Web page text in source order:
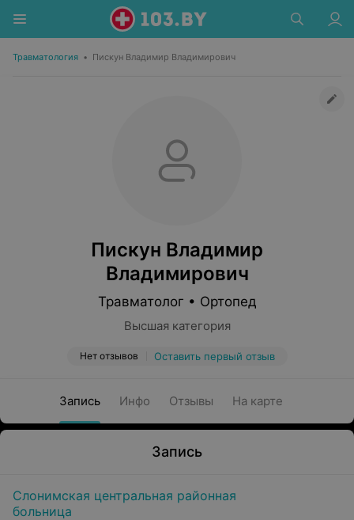
Травматология • Пискун Владимир Владимирович
Пискун Владимир
Владимирович
Травматолог • Ортопед
Высшая категория
Нет отзывов Оставить первый отзыв
Запись Инфо Отзывы На карте
Запись
Слонимская центральная районная
больница